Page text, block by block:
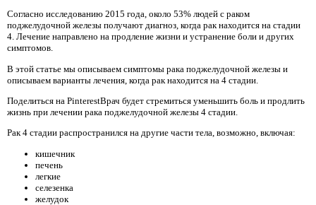
Согласно исследованию 2015 года, около 53% людей с раком
поджелудочной железы получают диагноз, когда рак находится на стадии
4. Лечение направлено на продление жизни и устранение боли и других
симптомов.
В этой статье мы описываем симптомы рака поджелудочной железы и
описываем варианты лечения, когда рак находится на 4 стадии.
Поделиться на PinterestВрач будет стремиться уменьшить боль и продлить
жизнь при лечении рака поджелудочной железы 4 стадии.
Рак 4 стадии распространился на другие части тела, возможно, включая:
кишечник
печень
легкие
селезенка
желудок